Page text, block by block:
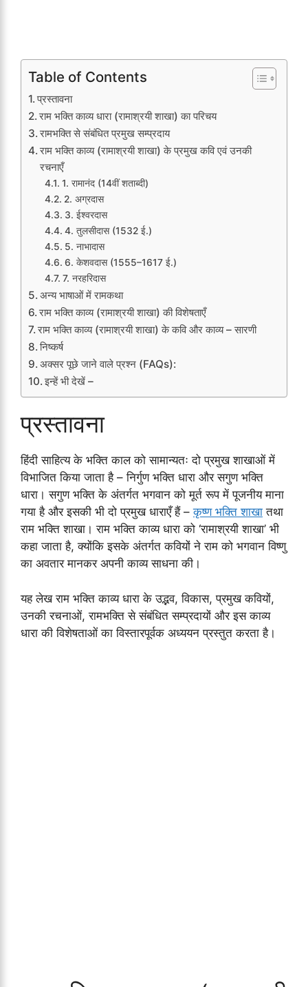
Table of Contents
प्रस्तावना
राम भक्ति काव्य धारा (रामाश्रयी शाखा) का परिचय
रामभक्ति से संबंधित प्रमुख सम्प्रदाय
राम भक्ति काव्य (रामाश्रयी शाखा) के प्रमुख कवि एवं उनकी
रचनाएँ
1. रामानंद (14वीं शताब्दी)
2. अग्रदास
3. ईश्वरदास
4. तुलसीदास (1532 ई.)
5. नाभादास
6. केशवदास (1555–1617 ई.)
7. नरहरिदास
अन्य भाषाओं में रामकथा
राम भक्ति काव्य (रामाश्रयी शाखा) की विशेषताएँ
राम भक्ति काव्य (रामाश्रयी शाखा) के कवि और काव्य – सारणी
निष्कर्ष
अक्सर पूछे जाने वाले प्रश्न (FAQs):
इन्हें भी देखें –
प्रस्तावना
हिंदी साहित्य के भक्ति काल को सामान्यतः दो प्रमुख शाखाओं में
विभाजित किया जाता है – निर्गुण भक्ति धारा और सगुण भक्ति
धारा। सगुण भक्ति के अंतर्गत भगवान को मूर्त रूप में पूजनीय माना
गया है और इसकी भी दो प्रमुख धाराएँ हैं –कृष्ण भक्ति शाखा तथा
राम भक्ति शाखा। राम भक्ति काव्य धारा को ‘रामाश्रयी शाखा’ भी
कहा जाता है, क्योंकि इसके अंतर्गत कवियों ने राम को भगवान विष्णु
का अवतार मानकर अपनी काव्य साधना की।
यह लेख राम भक्ति काव्य धारा के उद्भव, विकास, प्रमुख कवियों,
उनकी रचनाओं, रामभक्ति से संबंधित सम्प्रदायों और इस काव्य
धारा की विशेषताओं का विस्तारपूर्वक अध्ययन प्रस्तुत करता है।